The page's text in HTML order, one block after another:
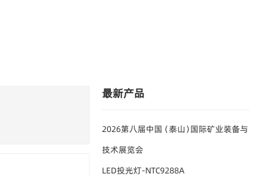
最新产品
2026第八届中国（泰山）国际矿业装备与
技术展览会
LED投光灯-NTC9288A